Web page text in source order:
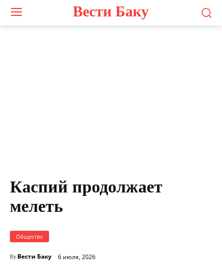
Вести Баку
Каспий продолжает
мелеть
Общество
By Вести Баку 6 июля, 2026